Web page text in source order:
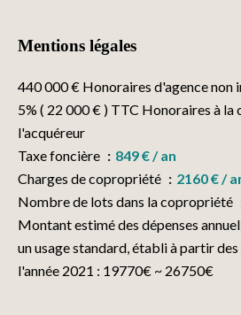
Mentions légales
440 000 € Honoraires d'agence non
5% ( 22 000 € ) TTC Honoraires à la
l'acquéreur
Taxe foncière
849 € / an
Charges de copropriété
2160 € /
Nombre de lots dans la copropriété
Montant estimé des dépenses
un usage standard, établi à partir
l'année 2021 : 19770€ ~ 26750€